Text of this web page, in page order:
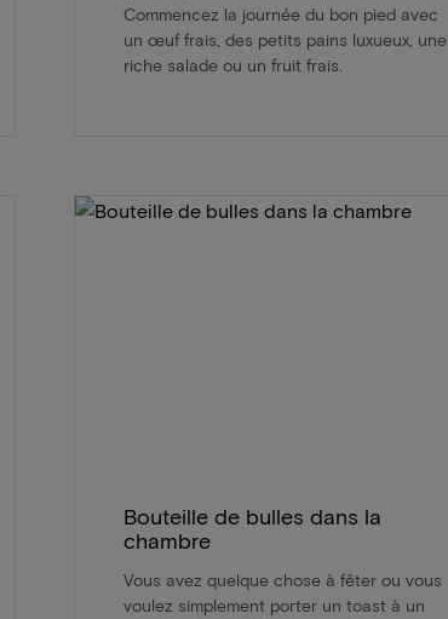
Commencez la journée du bon pied avec
un œuf frais, des petits pains luxueux, une
riche salade ou un fruit frais.
Bouteille de bulles dans la
chambre
Vous avez quelque chose à fêter ou vous
voulez simplement porter un toast à un